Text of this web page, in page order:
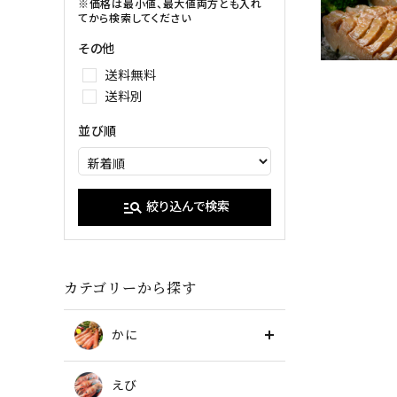
イクラ
たらこ・
※価格は最小値、最大値両方とも入れ
てから検索してください
その他
送料無料
送料別
並び順
manage_search 絞り込んで検索
カテゴリーから探す
かに
えび